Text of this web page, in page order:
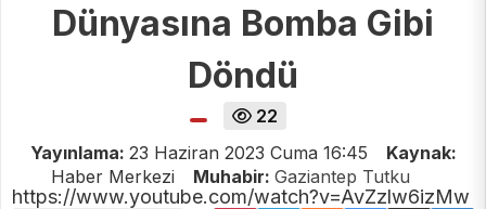
Dünyasına Bomba Gibi
Döndü
22
Yayınlama: 23 Haziran 2023 Cuma 16:45
Kaynak:
Haber Merkezi
Muhabir: Gaziantep Tutku
https://www.youtube.com/watch?v=AvZzlw6izMw